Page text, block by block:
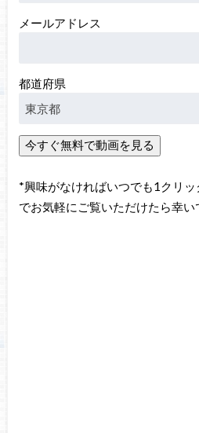
メールアドレス
都道府県
*興味がなければいつでも1クリ
でお気軽にご覧いただけたら幸い